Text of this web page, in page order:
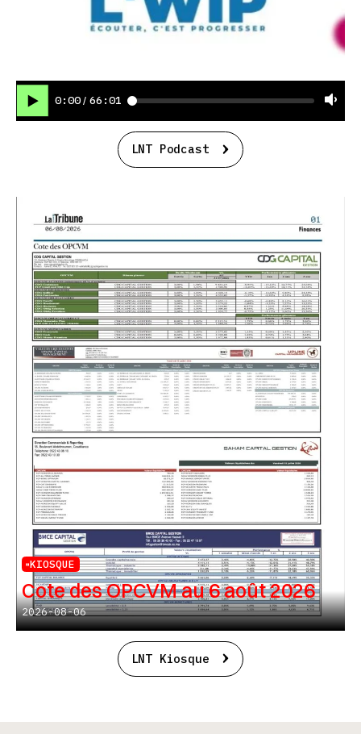
0:00 / 66:01
LNT Podcast
KIOSQUE
Cote des OPCVM au 6 août 2026
2026-08-06
LNT Kiosque